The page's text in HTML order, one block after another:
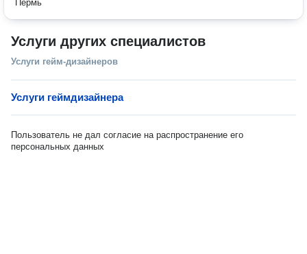
Пермь
Услуги других специалистов
Услуги гейм-дизайнеров
Услуги геймдизайнера
Пользователь не дал согласие на распространение его
персональных данных